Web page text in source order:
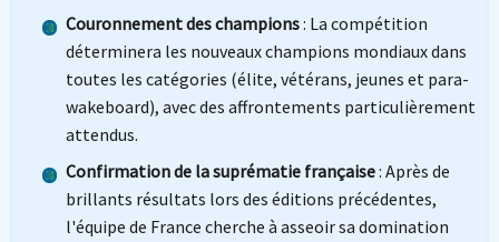
Couronnement des champions: La compétition
déterminera les nouveaux champions mondiaux dans
toutes les catégories (élite, vétérans, jeunes et para-
wakeboard), avec des affrontements particulièrement
attendus.
Confirmation de la suprématie française: Après de
brillants résultats lors des éditions précédentes,
l'équipe de France cherche à asseoir sa domination